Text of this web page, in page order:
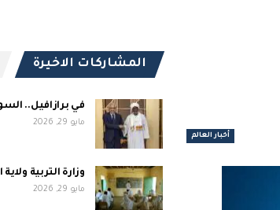
أخبار العالم
المشاركات الاخيرة
في برازافيل..
مايو 29, 2026
وزارة التربية
مايو 29, 2026